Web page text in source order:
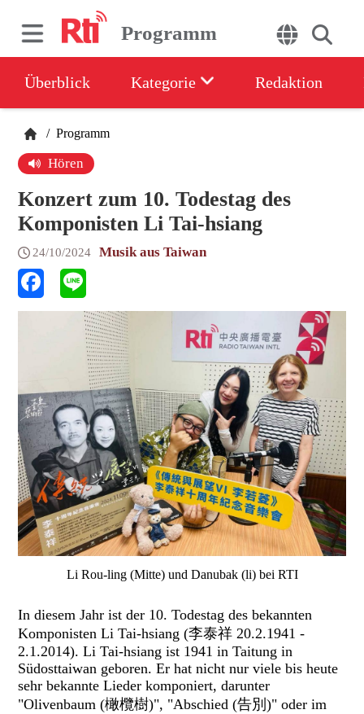
Programm
Überblick Kategorie Redaktion
/ Programm
Hören
Konzert zum 10. Todestag des
Komponisten Li Tai-hsiang
24/10/2024 Musik aus Taiwan
Li Rou-ling (Mitte) und Danubak (li) bei RTI
In diesem Jahr ist der 10. Todestag des bekannten
Komponisten Li Tai-hsiang (李泰祥 20.2.1941 -
2.1.2014). Li Tai-hsiang ist 1941 in Taitung in
Südosttaiwan geboren. Er hat nicht nur viele bis heute
sehr bekannte Lieder komponiert, darunter
"Olivenbaum (橄欖樹)", "Abschied (告別)" oder im